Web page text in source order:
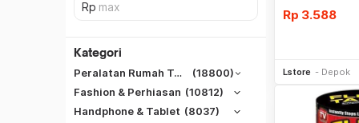
Kategori
Peralatan Rumah Tangga
(18800)
Fashion & Perhiasan (10812)
Handphone & Tablet (8037)
Rp 3.588
Lstore Depok